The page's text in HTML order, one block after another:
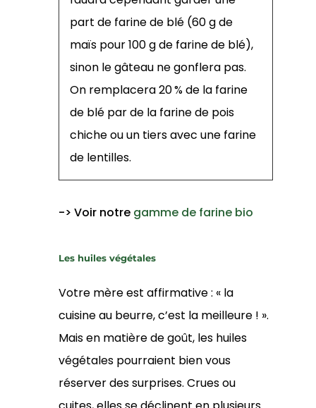
part de farine de blé (60 g de
maïs pour 100 g de farine de blé),
sinon le gâteau ne gonflera pas.
On remplacera 20 % de la farine
de blé par de la farine de pois
chiche ou un tiers avec une farine
de lentilles.
-> Voir notre gamme de farine bio
Les huiles végétales
Votre mère est affirmative : « la
cuisine au beurre, c’est la meilleure ! ».
Mais en matière de goût, les huiles
végétales pourraient bien vous
réserver des surprises. Crues ou